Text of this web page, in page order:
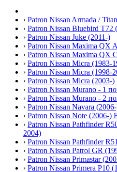
› Patron Nissan Armada /
› Patron Nissan Bluebird T72
› Patron Nissan Juke (2011-)
› Patron Nissan Maxima QX
› Patron Nissan Maxima QX
› Patron Nissan Micra (1983-
› Patron Nissan Micra (1998-
› Patron Nissan Micra (2003-)
› Patron Nissan Murano - 1
› Patron Nissan Murano - 2
› Patron Nissan Navara
› Patron Nissan Note (2006-)
› Patron Nissan Pathfinder
2004)
› Patron Nissan Pathfinder
› Patron Nissan Patrol GR
› Patron Nissan Primastar
› Patron Nissan Primera